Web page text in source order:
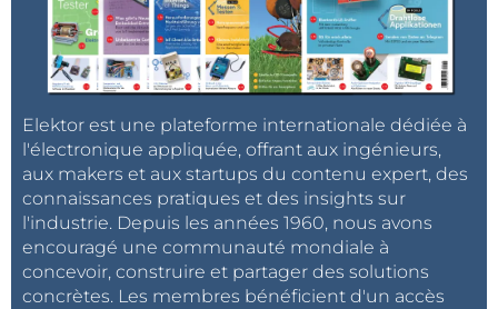
Elektor est une plateforme internationale dédiée à
l'électronique appliquée, offrant aux ingénieurs,
aux makers et aux startups du contenu expert, des
connaissances pratiques et des insights sur
l'industrie. Depuis les années 1960, nous avons
encouragé une communauté mondiale à
concevoir, construire et partager des solutions
concrètes. Les membres bénéficient d'un accès